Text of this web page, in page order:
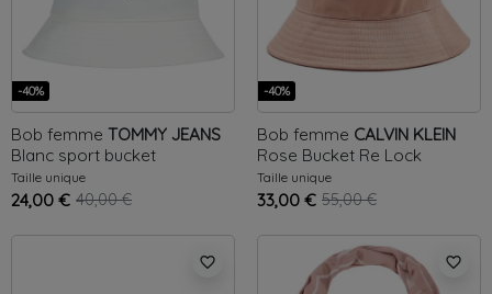
-40%
Bob femme TOMMY JEANS
Blanc sport bucket
Taille unique
24,00 € 40,00 €
-40%
Bob femme CALVIN KLEIN
Rose Bucket Re Lock
Taille unique
33,00 € 55,00 €
favorite_border favorite_border